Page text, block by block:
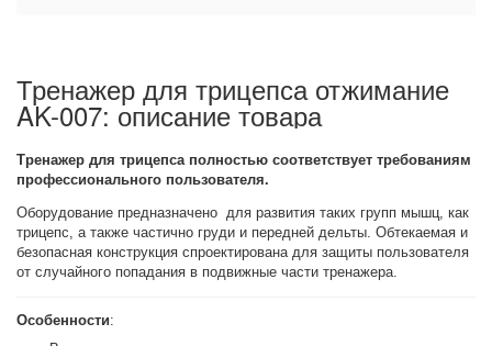
Тренажер для трицепса отжимание
AK-007: описание товара
Тренажер для трицепса полностью соответствует требованиям
профессионального пользователя.
Оборудование предназначено для развития таких групп мышц, как
трицепс, а также частично груди и передней дельты. Обтекаемая и
безопасная конструкция спроектирована для защиты пользователя
от случайного попадания в подвижные части тренажера.
Особенности: